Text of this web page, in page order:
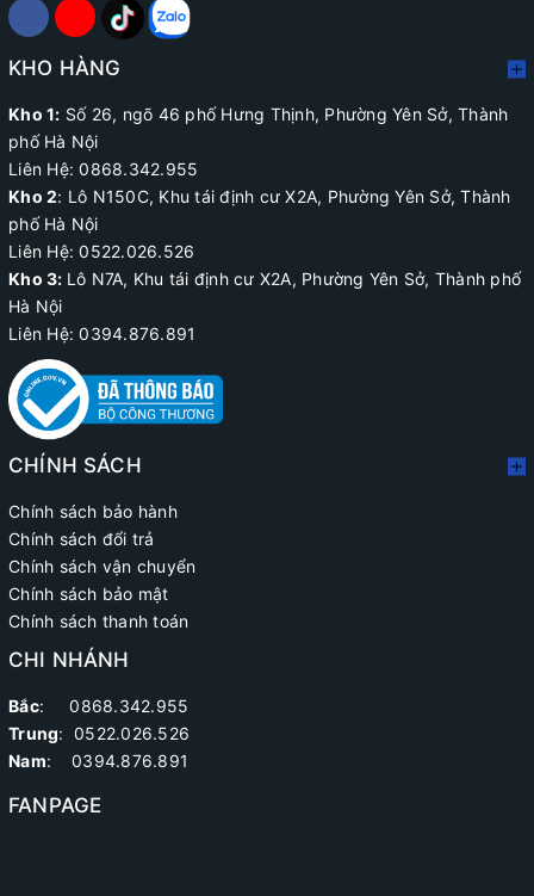
KHO HÀNG
Kho 1: Số 26, ngõ 46 phố Hưng Thịnh, Phường Yên Sở, Thành
phố Hà Nội
Liên Hệ: 0868.342.955
Kho 2: Lô N150C, Khu tái định cư X2A, Phường Yên Sở, Thành
phố Hà Nội
Liên Hệ:0522.026.526
Kho 3: Lô N7A, Khu tái định cư X2A, Phường Yên Sở, Thành phố
Hà Nội
Liên Hệ: 0394.876.891
CHÍNH SÁCH
Chính sách bảo hành
Chính sách đổi trả
Chính sách vận chuyển
Chính sách bảo mật
Chính sách thanh toán
CHI NHÁNH
Bắc: 0868.342.955
Trung: 0522.026.526
Nam: 0394.876.891
FANPAGE